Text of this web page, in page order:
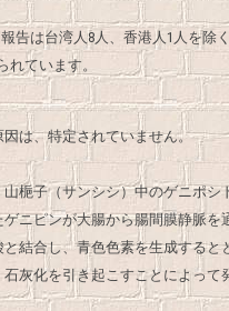
報告は台湾人8人、香港人1人を除
れています。
は、特定されていません。
梔子（サンシシ）中のゲニポシ
ニピンが大腸から腸間膜静脈を
結合し、青色色素を生成すると
灰化を引き起こすことによって